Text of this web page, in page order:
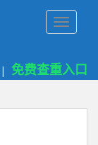
| 免费查重入口